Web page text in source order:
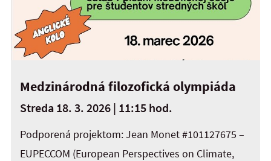
Medzinárodná filozofická olympiáda
Streda 18. 3. 2026 | 11:15 hod.
Podporená projektom: Jean Monet #101127675 –
EUPECCOM (European Perspectives on Climate,